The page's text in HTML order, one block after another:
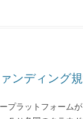
ンディング
プラットフォーム